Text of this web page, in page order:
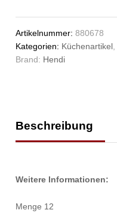
Artikelnummer:880678
Kategorien: Küchenartikel
Brand: Hendi
Beschreibung
Weitere Informationen:
Menge 12